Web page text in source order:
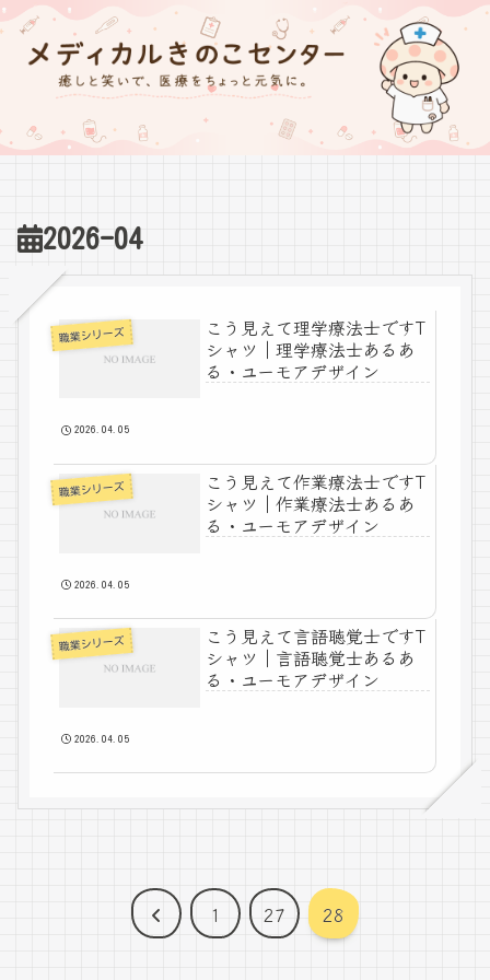
2026-04
職業シリーズ
こう見えて理学療法士ですT
シャツ｜理学療法士あるあ
る・ユーモアデザイン
2026.04.05
職業シリーズ
こう見えて作業療法士ですT
シャツ｜作業療法士あるあ
る・ユーモアデザイン
2026.04.05
職業シリーズ
こう見えて言語聴覚士ですT
シャツ｜言語聴覚士あるあ
る・ユーモアデザイン
2026.04.05
前
1 27 28